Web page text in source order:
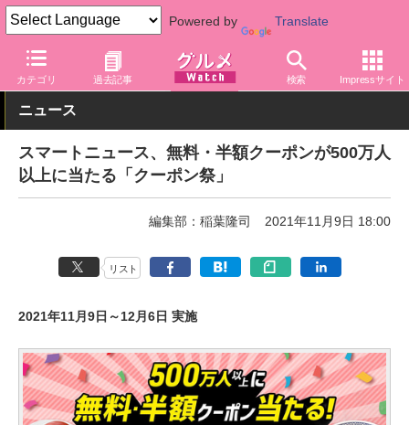
Powered by Translate
カテゴリ 過去記事 検索 Impressサイト
グルメ Watch サービス
ニュース
スマートニュース、無料・半額クーポンが500万人
以上に当たる「クーポン祭」
編集部：稲葉隆司 2021年11月9日 18:00
リスト
2021年11月9日～12月6日 実施